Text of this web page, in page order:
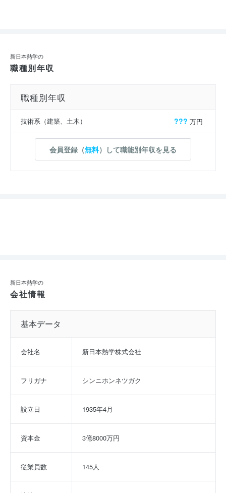
新日本熱学の
職種別年収
職種別年収
技術系（建築、土木） ??? 万円
会員登録（無料）して職能別年収を見る
新日本熱学の
会社情報
基本データ
会社名 新日本熱学株式会社
フリガナ シンニホンネツガク
設立日 1935年4月
資本金 3億8000万円
従業員数 145人